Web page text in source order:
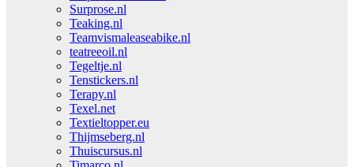
Surprose.nl
Teaking.nl
Teamvismaleaseabike.nl
teatreeoil.nl
Tegeltje.nl
Tenstickers.nl
Terapy.nl
Texel.net
Textieltopper.eu
Thijmseberg.nl
Thuiscursus.nl